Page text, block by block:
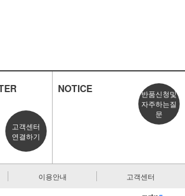
고객센터
연결하기
NOTICE
반품신청및
자주하는질
문
이용안내 고객센터